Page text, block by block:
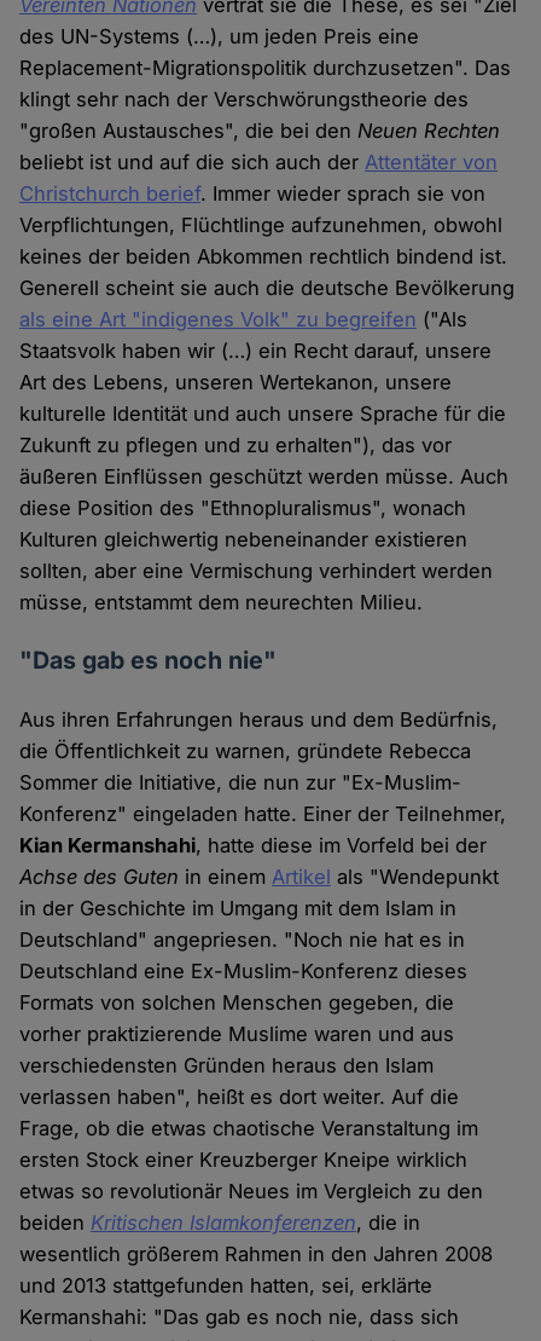
Vereinten Nationen vertrat sie die These, es sei "Ziel
des UN-Systems (…), um jeden Preis eine
Replacement-Migrationspolitik durchzusetzen". Das
klingt sehr nach der Verschwörungstheorie des
"großen Austausches", die bei denNeuen Rechten
beliebt ist und auf die sich auch derAttentäter von
Christchurch berief. Immer wieder sprach sie von
Verpflichtungen, Flüchtlinge aufzunehmen, obwohl
keines der beiden Abkommen rechtlich bindend ist.
Generell scheint sie auch die deutsche Bevölkerung
als eine Art "indigenes Volk" zu begreifen ("Als
Staatsvolk haben wir (…) ein Recht darauf, unsere
Art des Lebens, unseren Wertekanon, unsere
kulturelle Identität und auch unsere Sprache für die
Zukunft zu pflegen und zu erhalten"), das vor
äußeren Einflüssen geschützt werden müsse. Auch
diese Position des "Ethnopluralismus", wonach
Kulturen gleichwertig nebeneinander existieren
sollten, aber eine Vermischung verhindert werden
müsse, entstammt dem neurechten Milieu.
"Das gab es noch nie"
Aus ihren Erfahrungen heraus und dem Bedürfnis,
die Öffentlichkeit zu warnen, gründete Rebecca
Sommer die Initiative, die nun zur "Ex-Muslim-
Konferenz" eingeladen hatte. Einer der Teilnehmer,
Kian Kermanshahi, hatte diese im Vorfeld bei der
Achse des Guten in einemArtikel als "Wendepunkt
in der Geschichte im Umgang mit dem Islam in
Deutschland" angepriesen. "Noch nie hat es in
Deutschland eine Ex-Muslim-Konferenz dieses
Formats von solchen Menschen gegeben, die
vorher praktizierende Muslime waren und aus
verschiedensten Gründen heraus den Islam
verlassen haben", heißt es dort weiter. Auf die
Frage, ob die etwas chaotische Veranstaltung im
ersten Stock einer Kreuzberger Kneipe wirklich
etwas so revolutionär Neues im Vergleich zu den
beiden Kritischen Islamkonferenzen, die in
wesentlich größerem Rahmen in den Jahren 2008
und 2013 stattgefunden hatten, sei, erklärte
Kermanshahi: "Das gab es noch nie, dass sich